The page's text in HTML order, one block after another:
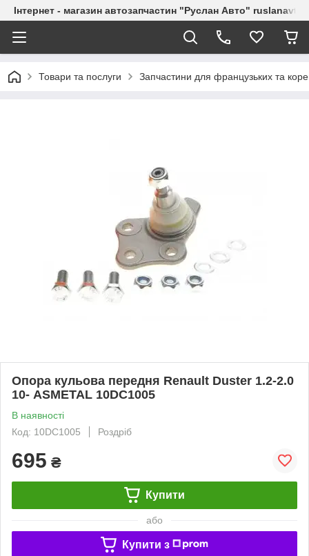
Інтернет - магазин автозапчастин "Руслан Авто"
Товари та послуги Запчастини для французьких та
Опора кульова передня Renault Duster 1.2-2.0
10- ASMETAL 10DC1005
В наявності
Код: 10DC1005
Роздріб
695 ₴
Купити
або
Купити з